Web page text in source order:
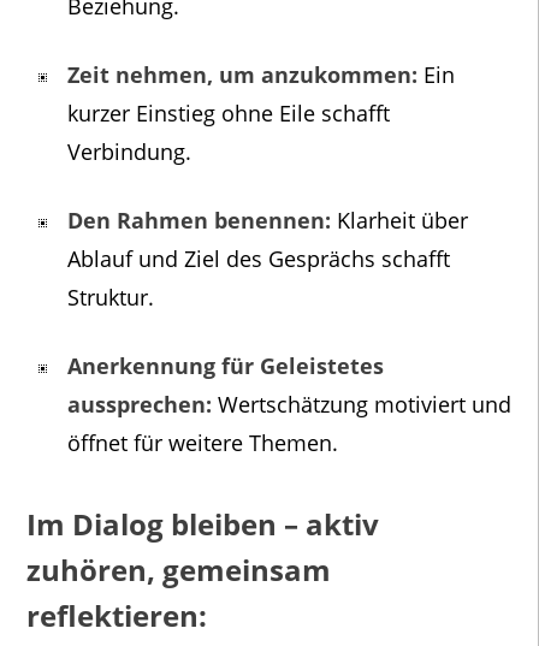
Beziehung.
Zeit nehmen, um anzukommen: Ein
kurzer Einstieg ohne Eile schafft
Verbindung.
Den Rahmen benennen: Klarheit über
Ablauf und Ziel des Gesprächs schafft
Struktur.
Anerkennung für Geleistetes
aussprechen: Wertschätzung motiviert und
öffnet für weitere Themen.
Im Dialog bleiben – aktiv
zuhören, gemeinsam
reflektieren: